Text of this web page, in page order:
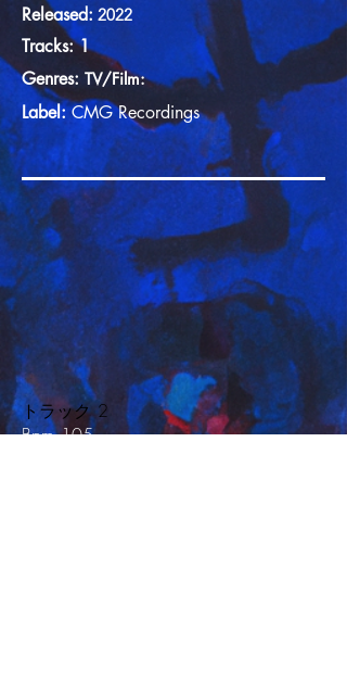
Released: 2022
Tracks: 1
Genres: TV/Film:
Label:CMG Recordings
トラック 2
Bpm 105